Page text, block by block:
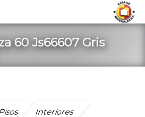
60 Js66607 Gris
Interiores